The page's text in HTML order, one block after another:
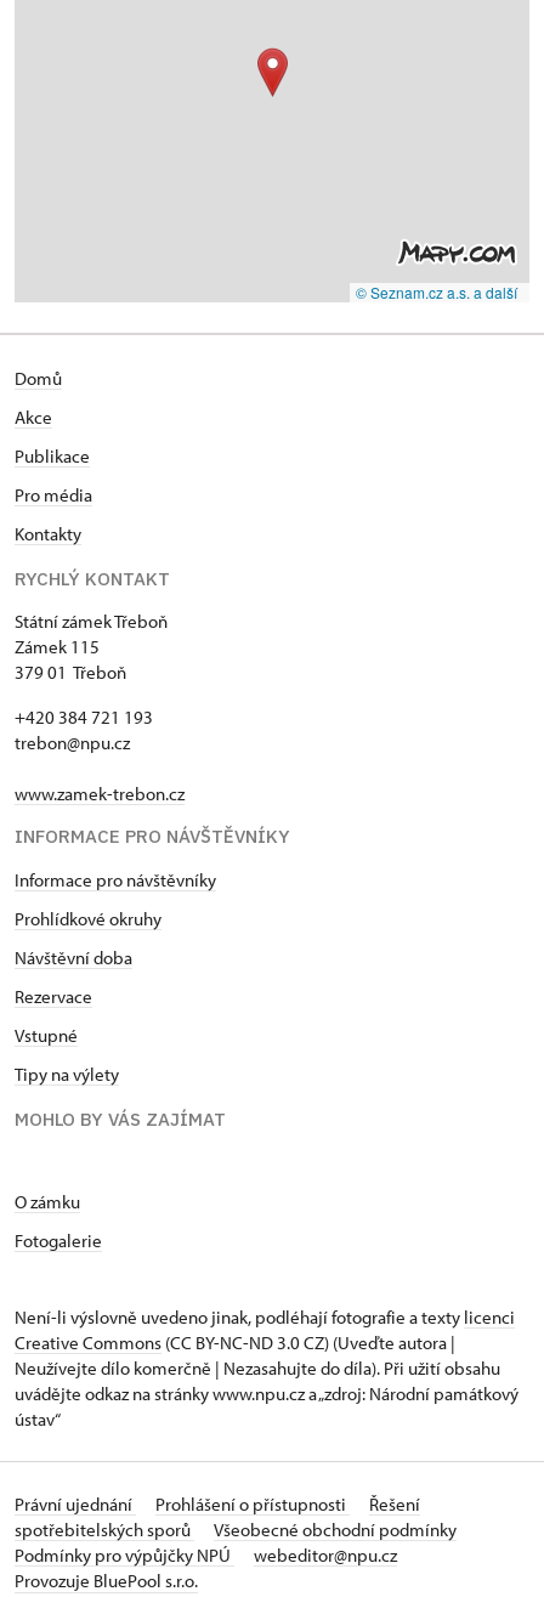
© Seznam.cz a.s. a další
Domů
Akce
Publikace
Pro média
Kontakty
RYCHLÝ KONTAKT
Státní zámek Třeboň
Zámek 115
379 01 Třeboň
+420 384 721 193
trebon@npu.cz
www.zamek-trebon.cz
INFORMACE PRO NÁVŠTĚVNÍKY
Informace pro návštěvníky
Prohlídkové okruhy
Návštěvní doba
Rezervace
Vstupné
Tipy na výlety
MOHLO BY VÁS ZAJÍMAT
O zámku
Fotogalerie
Není-li výslovně uvedeno jinak, podléhají fotografie a texty licenci
Creative Commons (CC BY-NC-ND 3.0 CZ) (Uveďte autora |
Neužívejte dílo komerčně | Nezasahujte do díla). Při užití obsahu
uvádějte odkaz na stránky www.npu.cz a „zdroj: Národní památkový
ústav“
Právní ujednání Prohlášení o přístupnosti
Řešení
spotřebitelských sporů
Všeobecné obchodní podmínky
Podmínky pro výpůjčky NPÚ
webeditor@npu.cz
Provozuje BluePool s.r.o.